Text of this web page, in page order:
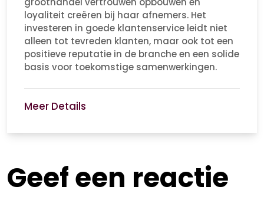
loyaliteit creëren bij haar afnemers. Het
investeren in goede klantenservice leidt niet
alleen tot tevreden klanten, maar ook tot een
positieve reputatie in de branche en een solide
basis voor toekomstige samenwerkingen.
Meer Details
Geef een reactie